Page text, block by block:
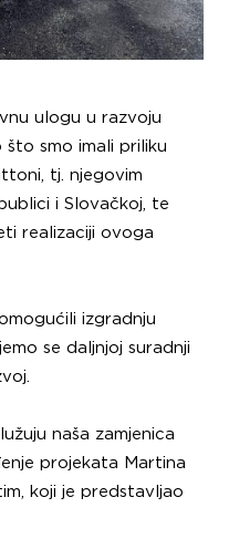
ulogu u razvoju
što smo imali priliku
tj. njegovim
i Slovačkoj,
te
realizaciji ovoga
izgradnju
se daljnjoj suradnji
naša zamjenica
projekata Martina
koji je predstavljao